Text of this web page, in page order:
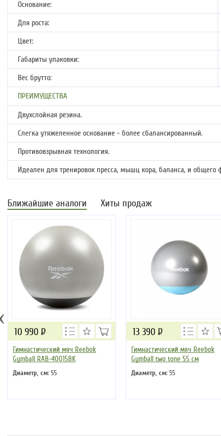
Основание:
Для роста:
Цвет:
Габариты упаковки:
Вес брутто:
ПРЕИМУЩЕСТВА
Двухслойная резина.
Слегка утяжеленное основание - более сбалансированный.
Противовзрывная технология.
Идеален для тренировок пресса, мышц кора, баланса, и общего
Ближайшие аналоги Хиты продаж
Гимнастический мяч Reebok
Gymball RAB-40015BK
Диаметр, см: 55
10 990 Р
Гимнастический мяч Reebok
Gymball two tone 55 см
Диаметр, см: 55
13 390 Р